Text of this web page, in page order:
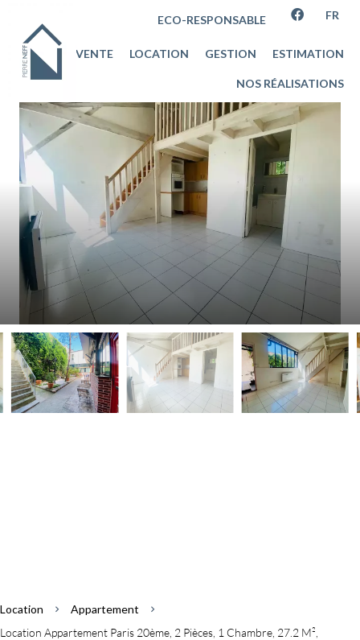
ECO-RESPONSABLE FR
VENTE LOCATION GESTION ESTIMATION
NOS RÉALISATIONS
Location
Appartement
Location Appartement Paris 20ème, 2 Pièces, 1 Chambre, 27.2 M²,